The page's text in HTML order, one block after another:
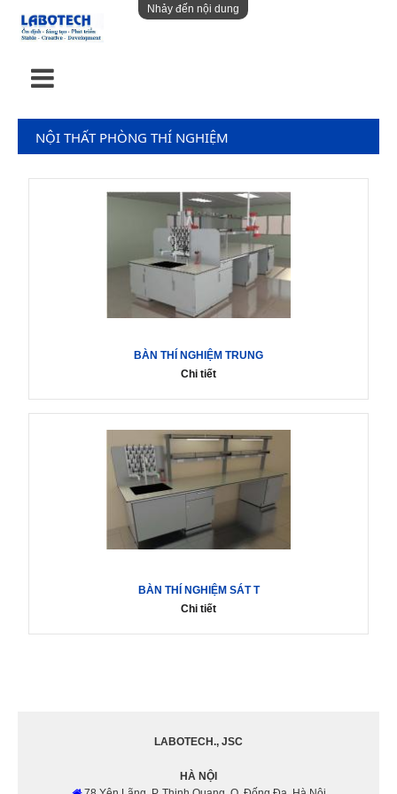
Nhảy đến nội dung
NỘI THẤT PHÒNG THÍ NGHIỆM
BÀN THÍ NGHIỆM TRUNG
Chi tiết
BÀN THÍ NGHIỆM SÁT T
Chi tiết
LABOTECH., JSC
HÀ NỘI